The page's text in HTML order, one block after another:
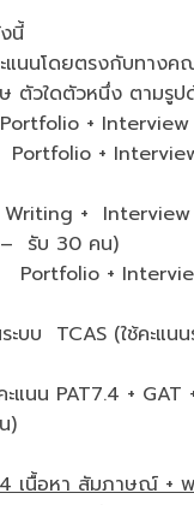
นี้
แนนโดยตรงกับทาง
ตัวใดตัวหนึ่ง ตามรูป
+ Interview
+
+ Interview
– รับ 30 คน)
+
ะบบ TCAS (ใช้คะแน
น PAT7.4 + GAT +
)
เนื้อหา สัมภาษณ์ + พ